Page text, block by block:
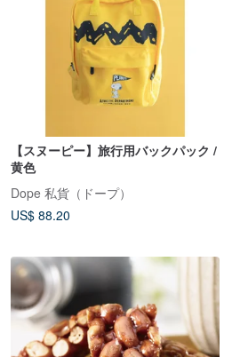
【スヌーピー】旅行用バックパック /
黄色
Dope 私貨（ドープ）
US$ 88.20